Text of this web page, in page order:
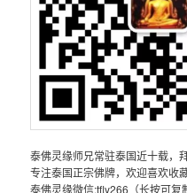
泰佛灵缘师兄常驻泰国近十载，
专注泰国正宗佛牌，欢迎喜欢收
泰佛灵缘微信:tfly266（长按可复